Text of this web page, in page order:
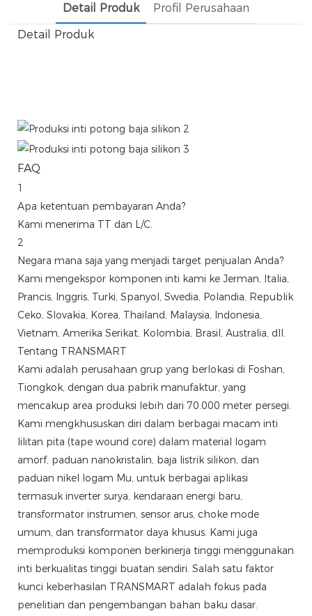
Detail Produk
Profil Perusahaan
Detail Produk
FAQ
1
Apa ketentuan pembayaran Anda?
Kami menerima TT dan L/C.
2
Negara mana saja yang menjadi target penjualan Anda?
Kami mengekspor komponen inti kami ke Jerman, Italia,
Prancis, Inggris, Turki, Spanyol, Swedia, Polandia, Republik
Ceko, Slovakia, Korea, Thailand, Malaysia, Indonesia,
Vietnam, Amerika Serikat, Kolombia, Brasil, Australia, dll.
Tentang TRANSMART
Kami adalah perusahaan grup yang berlokasi di Foshan,
Tiongkok, dengan dua pabrik manufaktur, yang
mencakup area produksi lebih dari 70.000 meter persegi.
Kami mengkhususkan diri dalam berbagai macam inti
lilitan pita (tape wound core) dalam material logam
amorf, paduan nanokristalin, baja listrik silikon, dan
paduan nikel logam Mu, untuk berbagai aplikasi
termasuk inverter surya, kendaraan energi baru,
transformator instrumen, sensor arus, choke mode
umum, dan transformator daya khusus. Kami juga
memproduksi komponen berkinerja tinggi menggunakan
inti berkualitas tinggi buatan sendiri. Salah satu faktor
kunci keberhasilan TRANSMART adalah fokus pada
penelitian dan pengembangan bahan baku dasar.